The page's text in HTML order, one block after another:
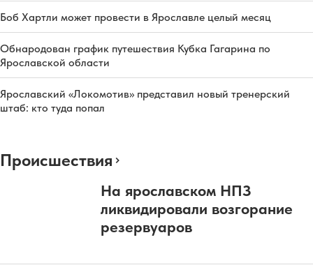
Боб Хартли может провести в Ярославле целый месяц
Обнародован график путешествия Кубка Гагарина по
Ярославской области
Ярославский «Локомотив» представил новый тренерский
штаб: кто туда попал
Происшествия
На ярославском НПЗ
ликвидировали возгорание
резервуаров